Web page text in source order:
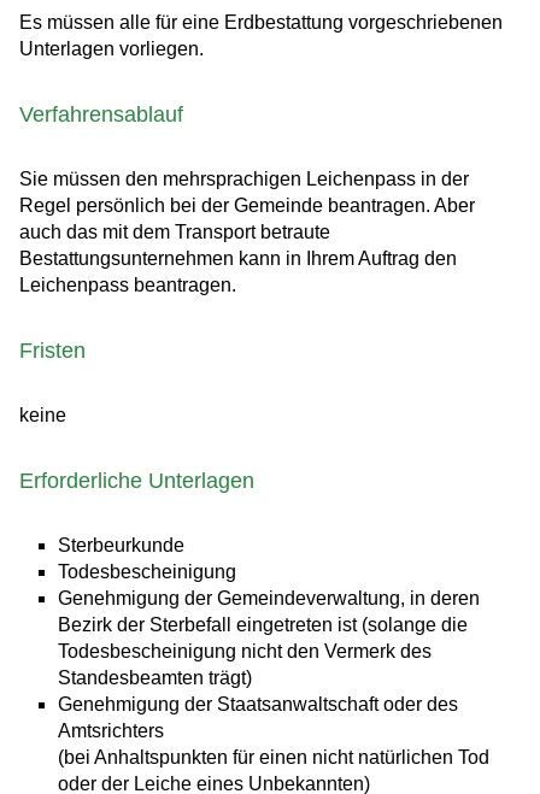
Es müssen alle für eine Erdbestattung vorgeschriebenen
Unterlagen vorliegen.
Verfahrensablauf
Sie müssen den mehrsprachigen Leichenpass in der
Regel persönlich bei der Gemeinde beantragen. Aber
auch das mit dem Transport betraute
Bestattungsunternehmen kann in Ihrem Auftrag den
Leichenpass beantragen.
Fristen
keine
Erforderliche Unterlagen
Sterbeurkunde
Todesbescheinigung
Genehmigung der Gemeindeverwaltung, in deren
Bezirk der Sterbefall eingetreten ist (solange die
Todesbescheinigung nicht den Vermerk des
Standesbeamten trägt)
Genehmigung der Staatsanwaltschaft oder des
Amtsrichters
(bei Anhaltspunkten für einen nicht natürlichen Tod
oder der Leiche eines Unbekannten)